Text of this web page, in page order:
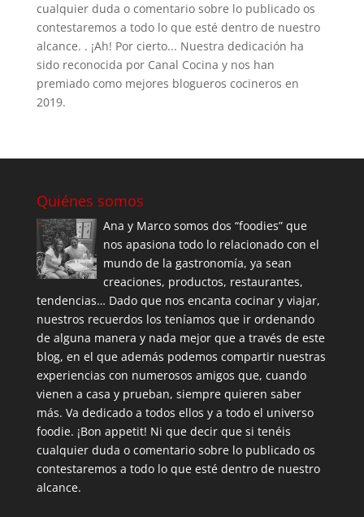
cualquier duda o comentario sobre lo publicado os
contestaremos a todo lo que esté dentro de nuestro
alcance. . ¡Ah! Por cierto... Nuestra dedicación ha
sido reconocida por Canal Cocina y nos han
premiado como mejores blogueros cocineros en
2019.
Quiénes somos
Ana y Marco somos dos “foodies” que
nos apasiona todo lo relacionado con el
mundo de la gastronomía, ya sean
creaciones, productos, restaurantes,
tendencias… Dado que nos encanta cocinar y viajar,
nuestros recuerdos los teníamos que ir ordenando
de alguna manera y nada mejor que a través de este
blog, en el que además podemos compartir nuestras
experiencias con numerosos amigos que, cuando
vienen a casa y prueban, siempre quieren saber
más. Va dedicado a todos ellos y a todo el universo
foodie. ¡Bon appetit! Ni que decir que si tenéis
cualquier duda o comentario sobre lo publicado os
contestaremos a todo lo que esté dentro de nuestro
alcance.